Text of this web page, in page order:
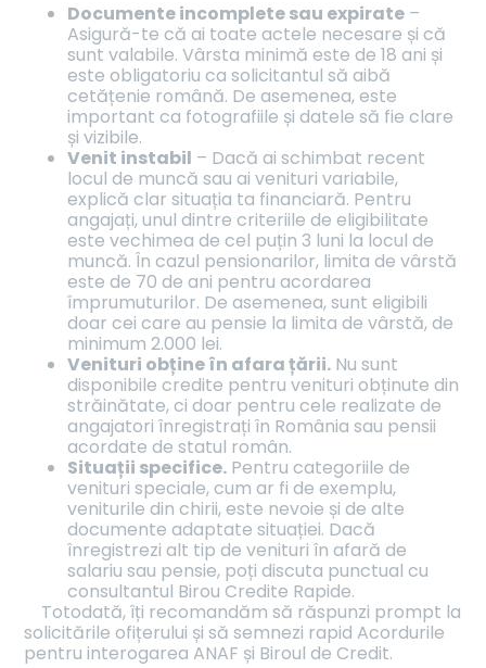
Documente incomplete sau expirate –
Asigură-te că ai toate actele necesare și că
sunt valabile. Vârsta minimă este de 18 ani și
este obligatoriu ca solicitantul să aibă
cetățenie română. De asemenea, este
important ca fotografiile și datele să fie clare
și vizibile.
Venit instabil – Dacă ai schimbat recent
locul de muncă sau ai venituri variabile,
explică clar situația ta financiară. Pentru
angajați, unul dintre criteriile de eligibilitate
este vechimea de cel puțin 3 luni la locul de
muncă. În cazul pensionarilor, limita de vârstă
este de 70 de ani pentru acordarea
împrumuturilor. De asemenea, sunt eligibili
doar cei care au pensie la limita de vârstă, de
minimum 2.000 lei.
Venituri obține în afara țării. Nu sunt
disponibile credite pentru venituri obținute din
străinătate, ci doar pentru cele realizate de
angajatori înregistrați în România sau pensii
acordate de statul român.
Situații specifice. Pentru categoriile de
venituri speciale, cum ar fi de exemplu,
veniturile din chirii, este nevoie și de alte
documente adaptate situației. Dacă
înregistrezi alt tip de venituri în afară de
salariu sau pensie, poți discuta punctual cu
consultantul Birou Credite Rapide.
Totodată, îți recomandăm să răspunzi prompt la
solicitările ofițerului și să semnezi rapid Acordurile
pentru interogarea ANAF și Biroul de Credit.